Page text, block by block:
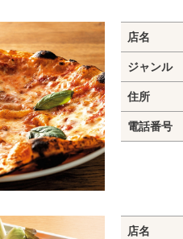
店名
ジャンル
住所
電話番号
店名